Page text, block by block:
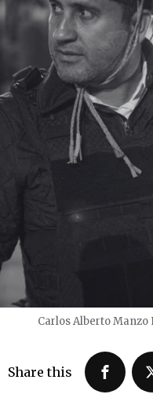
Carlos Alberto Manzo
Share this